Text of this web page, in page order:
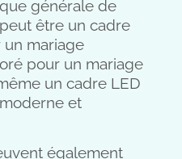
générale de
être un cadre
mariage
pour un mariage
un cadre LED
et
également